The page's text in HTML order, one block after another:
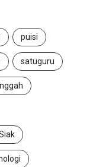
puisi
satuguru